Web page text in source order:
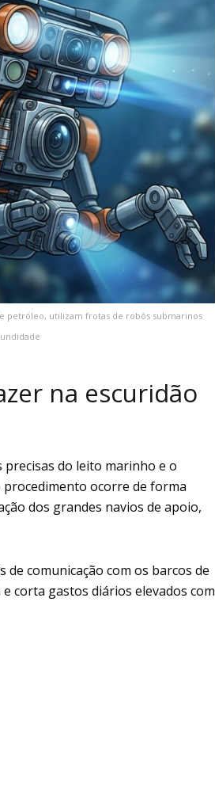
petróleo, utilizam frotas de robôs submarinos
na escuridão
precisas do leito marinho e o
ocorre de forma
dos grandes navios de apoio,
comunicação com os barcos de
corta gastos diários elevados com